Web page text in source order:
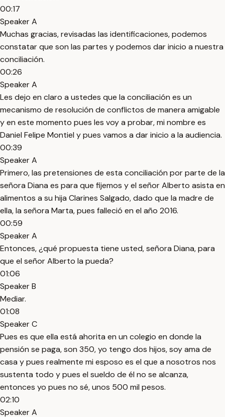
00:17
Speaker A
Muchas gracias, revisadas las identificaciones, podemos
constatar que son las partes y podemos dar inicio a nuestra
conciliación.
00:26
Speaker A
Les dejo en claro a ustedes que la conciliación es un
mecanismo de resolución de conflictos de manera amigable
y en este momento pues les voy a probar, mi nombre es
Daniel Felipe Montiel y pues vamos a dar inicio a la audiencia.
00:39
Speaker A
Primero, las pretensiones de esta conciliación por parte de la
señora Diana es para que fijemos y el señor Alberto asista en
alimentos a su hija Clarines Salgado, dado que la madre de
ella, la señora Marta, pues falleció en el año 2016.
00:59
Speaker A
Entonces, ¿qué propuesta tiene usted, señora Diana, para
que el señor Alberto la pueda?
01:06
Speaker B
Mediar.
01:08
Speaker C
Pues es que ella está ahorita en un colegio en donde la
pensión se paga, son 350, yo tengo dos hijos, soy ama de
casa y pues realmente mi esposo es el que a nosotros nos
sustenta todo y pues el sueldo de él no se alcanza,
entonces yo pues no sé, unos 500 mil pesos.
02:10
Speaker A